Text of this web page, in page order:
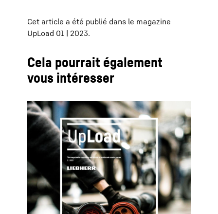
Cet article a été publié dans le magazine
UpLoad 01 | 2023.
Cela pourrait également
vous intéresser